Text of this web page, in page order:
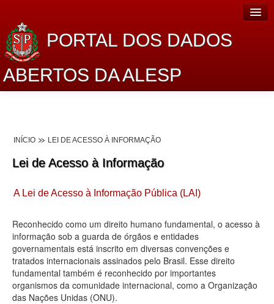
PORTAL DOS DADOS
ABERTOS DA ALESP
Lei de Acesso à Informação
Dados Governamentais Abertos
Planejamento
Catálogo de dados
Processo Legislativo
Deputados Estaduais
INÍCIO LEI DE ACESSO À INFORMAÇÃO
Lei de Acesso à Informação
A Lei de Acesso à Informação Pública (LAI)
Reconhecido como um direito humano fundamental, o acesso à
informação sob a guarda de órgãos e entidades
governamentais está inscrito em diversas convenções e
tratados internacionais assinados pelo Brasil. Esse direito
fundamental também é reconhecido por importantes
organismos da comunidade internacional, como a Organização
das Nações Unidas (ONU).